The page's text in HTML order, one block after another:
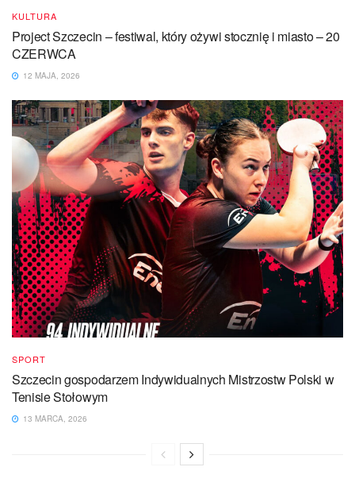
KULTURA
Project Szczecin – festiwal, który ożywi stocznię i miasto – 20
CZERWCA
12 MAJA, 2026
SPORT
Szczecin gospodarzem Indywidualnych Mistrzostw Polski w
Tenisie Stołowym
13 MARCA, 2026